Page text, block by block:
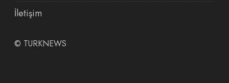
İletişim
© TURKNEWS